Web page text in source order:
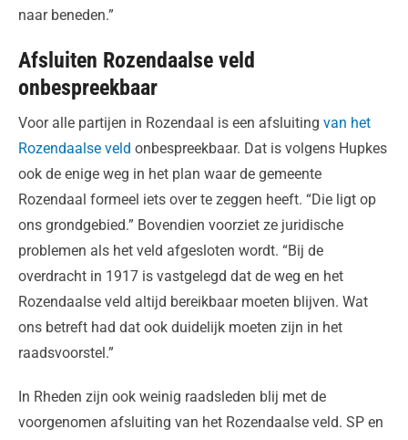
naar beneden.”
Afsluiten Rozendaalse veld
onbespreekbaar
Voor alle partijen in Rozendaal is een afsluiting van het
Rozendaalse veld onbespreekbaar. Dat is volgens Hupkes
ook de enige weg in het plan waar de gemeente
Rozendaal formeel iets over te zeggen heeft. “Die ligt op
ons grondgebied.” Bovendien voorziet ze juridische
problemen als het veld afgesloten wordt. “Bij de
overdracht in 1917 is vastgelegd dat de weg en het
Rozendaalse veld altijd bereikbaar moeten blijven. Wat
ons betreft had dat ook duidelijk moeten zijn in het
raadsvoorstel.”
In Rheden zijn ook weinig raadsleden blij met de
voorgenomen afsluiting van het Rozendaalse veld. SP en